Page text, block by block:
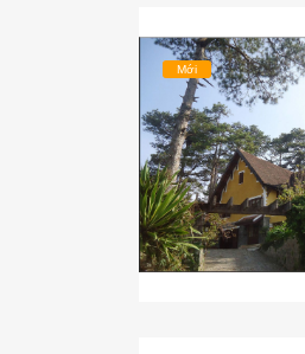
Mới